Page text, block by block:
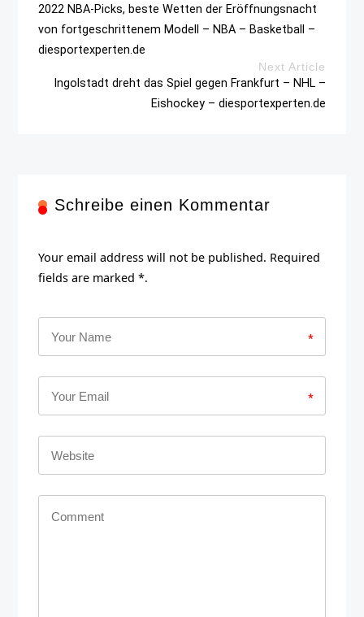
2022 NBA-Picks, beste Wetten der Eröffnungsnacht
von fortgeschrittenem Modell – NBA – Basketball –
diesportexperten.de
Next Article
Ingolstadt dreht das Spiel gegen Frankfurt – NHL –
Eishockey – diesportexperten.de
Schreibe einen Kommentar
Your email address will not be published. Required
fields are marked *.
*
*